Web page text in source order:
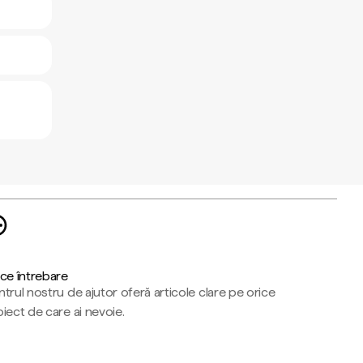
întrebare
nostru de ajutor oferă articole clare pe orice
de care ai nevoie.